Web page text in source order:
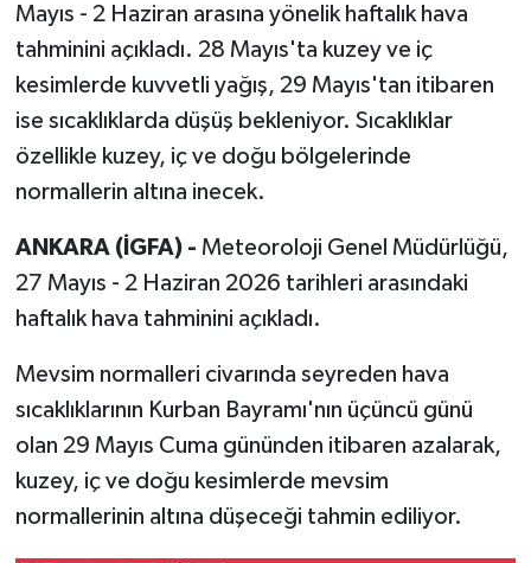
Mayıs - 2 Haziran arasına yönelik haftalık hava
tahminini açıkladı. 28 Mayıs'ta kuzey ve iç
kesimlerde kuvvetli yağış, 29 Mayıs'tan itibaren
ise sıcaklıklarda düşüş bekleniyor. Sıcaklıklar
özellikle kuzey, iç ve doğu bölgelerinde
normallerin altına inecek.
ANKARA (İGFA) - Meteoroloji Genel Müdürlüğü,
27 Mayıs - 2 Haziran 2026 tarihleri arasındaki
haftalık hava tahminini açıkladı.
Mevsim normalleri civarında seyreden hava
sıcaklıklarının Kurban Bayramı'nın üçüncü günü
olan 29 Mayıs Cuma gününden itibaren azalarak,
kuzey, iç ve doğu kesimlerde mevsim
normallerinin altına düşeceği tahmin ediliyor.